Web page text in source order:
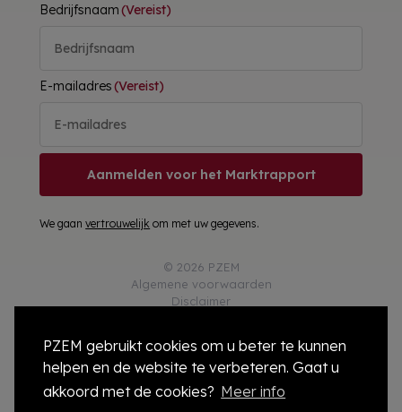
PZEM gebruikt cookies om u beter te kunnen
helpen en de website te verbeteren. Gaat u
akkoord met de cookies? Meer info
Bedrijfsnaam(Vereist)
E-mailadres(Vereist)
Aanmelden voor het Marktrapport
We gaanvertrouwelijk om met uw gegevens.
© 2026 PZEM
Algemene voorwaarden
Disclaimer
Cookies
Colofon
Compliance
Modelcontract